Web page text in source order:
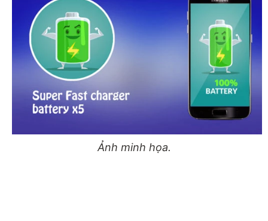
Ảnh minh họa.